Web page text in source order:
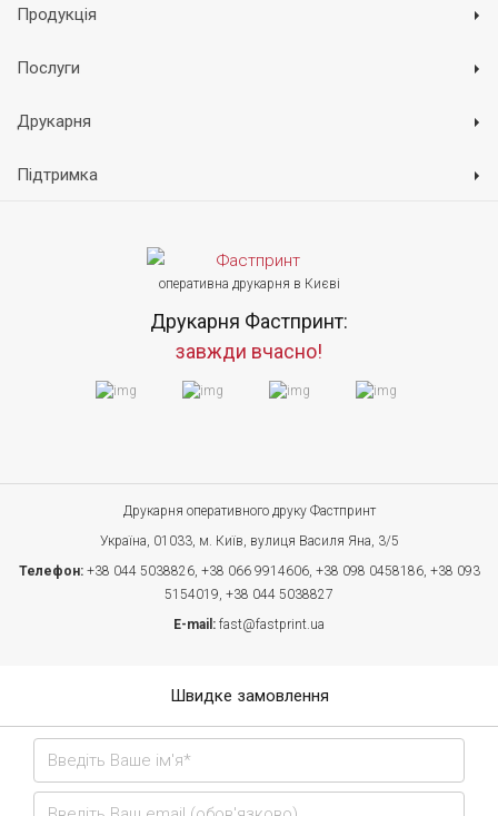
Продукція
Послуги
Друкарня
Підтримка
оперативна друкарня в Києві
Друкарня Фастпринт:
завжди вчасно!
Друкарня оперативного друку Фастпринт
Україна, 01033, м. Київ, вулиця Василя Яна, 3/5
Телефон:+38 044 5038826, +38 066 9914606, +38 098 0458186, +38 093
5154019, +38 044 5038827
E-mail: fast@fastprint.ua
Швидке замовлення